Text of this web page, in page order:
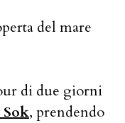
del mare
di due giorni
, prendendo